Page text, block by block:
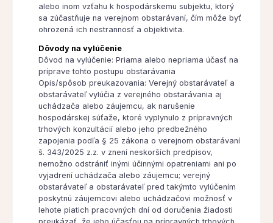
alebo inom vzťahu k hospodárskemu subjektu, ktorý
sa zúčastňuje na verejnom obstarávaní, čím môže byť
ohrozená ich nestrannosť a objektivita.
Dôvody na vylúčenie
Dôvod na vylúčenie: Priama alebo nepriama účasť na
príprave tohto postupu obstarávania
Opis/spôsob preukazovania: Verejný obstarávateľ a
obstarávateľ vylúčia z verejného obstarávania aj
uchádzača alebo záujemcu, ak narušenie
hospodárskej súťaže, ktoré vyplynulo z prípravných
trhových konzultácií alebo jeho predbežného
zapojenia podľa § 25 zákona o verejnom obstarávaní
š. 343/2025 z.z. v znení neskorších predpisov,
nemožno odstrániť inými účinnými opatreniami ani po
vyjadrení uchádzača alebo záujemcu; verejný
obstarávateľ a obstarávateľ pred takýmto vylúčením
poskytnú záujemcovi alebo uchádzačovi možnosť v
lehote piatich pracovných dní od doručenia žiadosti